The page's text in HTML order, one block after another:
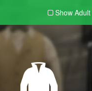
Show Adult